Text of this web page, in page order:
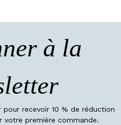
à la
recevoir 10 % de réduction
votre première commande.